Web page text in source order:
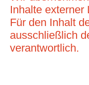
Inhalte externer
Für den Inhalt
ausschließlich
verantwortlich.